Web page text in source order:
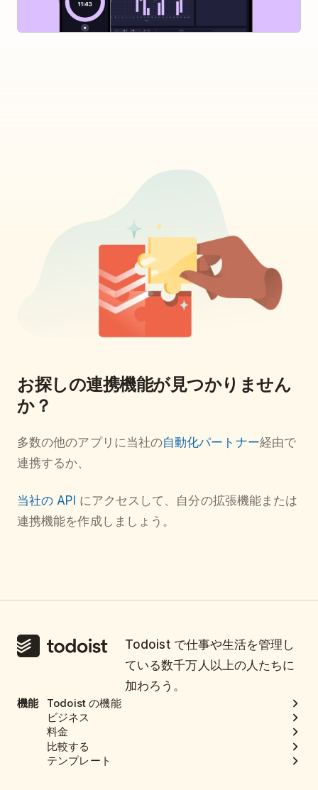
お探しの連携機能が見つかりません
か？
多数の他のアプリに当社の自動化パートナー経由で
連携するか、
当社の API にアクセスして、自分の拡張機能または
連携機能を作成しましょう。
Todoist で仕事や生活を管理し
ている数千万人以上の人たちに
加わろう。
機能
Todoist の機能
ビジネス
料金
比較する
テンプレート